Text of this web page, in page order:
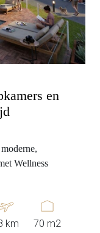
en
Wellness
km 70 m2